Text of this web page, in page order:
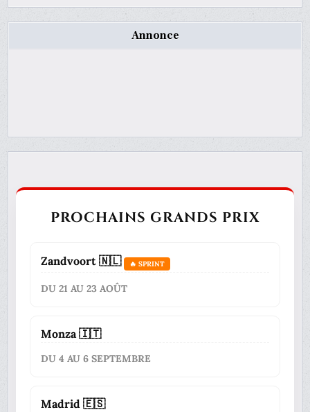
Annonce
PROCHAINS GRANDS PRIX
Zandvoort 🇳🇱 🔥 SPRINT
DU 21 AU 23 AOÛT
Monza 🇮🇹
DU 4 AU 6 SEPTEMBRE
Madrid 🇪🇸